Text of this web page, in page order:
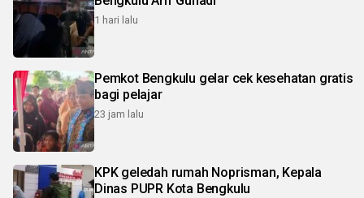
1 hari lalu
Pemkot Bengkulu gelar cek kesehatan gratis
bagi pelajar
23 jam lalu
KPK geledah rumah Noprisman, Kepala
Dinas PUPR Kota Bengkulu